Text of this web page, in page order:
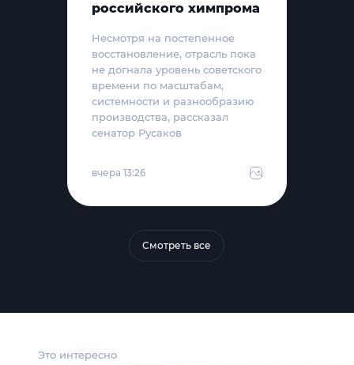
Это интересно
российского химпрома
Несмотря на постепенное
восстановление, отрасль пока
не догнала уровень советского
времени по масштабам,
системности и разнообразию
производства, рассказал
сенатор Русаков
вчера 13:26
Смотреть все